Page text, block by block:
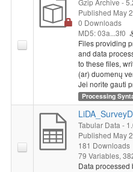
Gzip Archive -
Published May
0 Downloads
MD5: 03a...3f0
Files providing
and data
to these files,
(ar) duomenų
Jei norite gauti
Processing
Tabular Data -
Published May
181 Downloads
79 Variables,
Data processed